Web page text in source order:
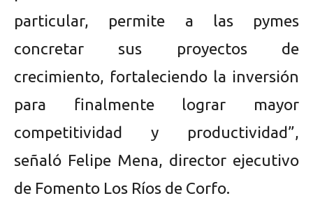
particular, permite a las pymes
concretar sus proyectos de
crecimiento, fortaleciendo la inversión
para finalmente lograr mayor
competitividad y productividad”,
señaló Felipe Mena, director ejecutivo
de Fomento Los Ríos de Corfo.